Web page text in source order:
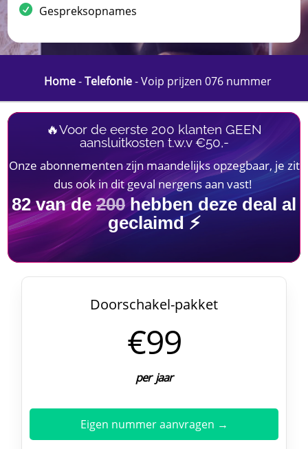
Gespreksopnames
Home-Telefonie-Voip prijzen 076 nummer
🔥Voor de eerste 200 klanten GEEN
aansluitkosten t.w.v €50,-
Onze abonnementen zijn maandelijks opzegbaar, je zit
dus ook in dit geval nergens aan vast!
82van de200hebben deze deal al
geclaimd ⚡
Doorschakel-pakket
€99
per jaar
Eigen nummer aanvragen →